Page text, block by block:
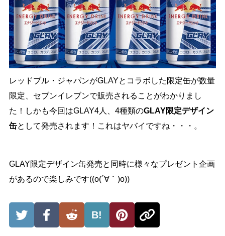
レッドブル・ジャパンがGLAYとコラボした限定缶が数量
限定、セブンイレブンで販売されることがわかりまし
た！しかも今回はGLAY4人、4種類のGLAY限定デザイン
缶として発売されます！これはヤバイですね・・・。
GLAY限定デザイン缶発売と同時に様々なプレゼント企画
があるので楽しみです((o(´∀｀)o))
B!